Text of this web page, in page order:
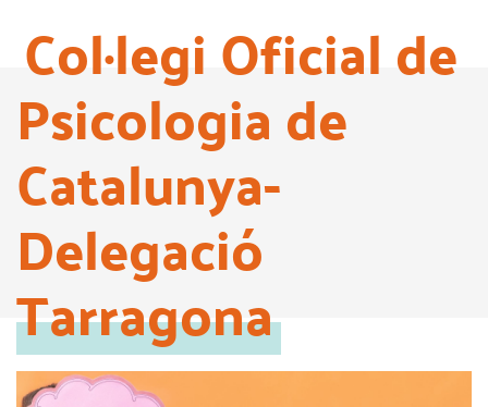
Col·legi Oficial de
Psicologia de
Catalunya-
Delegació
Tarragona